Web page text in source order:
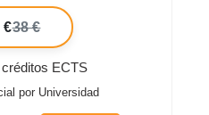
€38 €
créditos ECTS
por Universidad